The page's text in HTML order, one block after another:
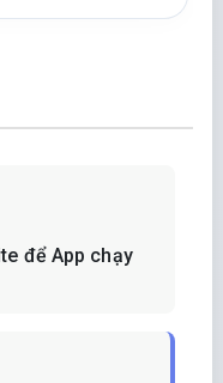
để App chạy